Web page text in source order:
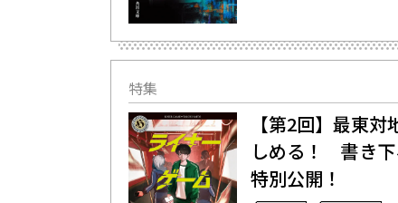
特集
【第2回】最東
しめる！ 書き下
特別公開！